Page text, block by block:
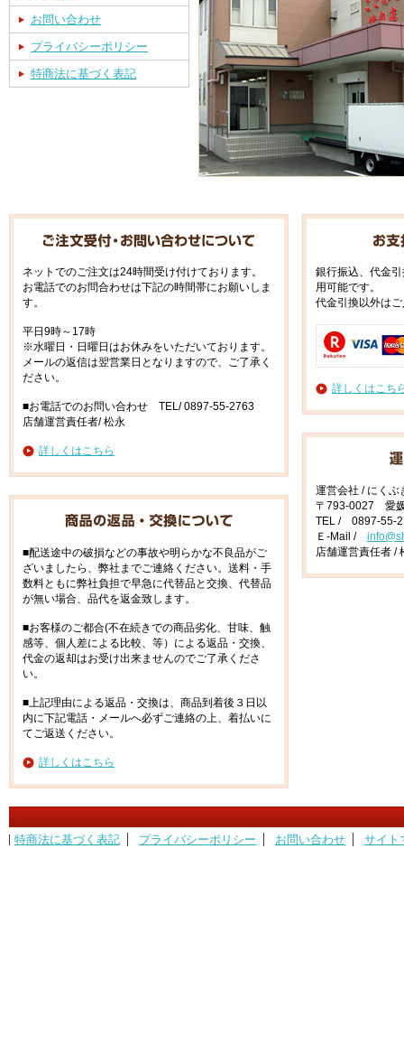
お問い合わせ
プライバシーポリシー
特商法に基づく表記
ネットでのご注文は24時間受け付けております。
お電話でのお問合わせは下記の時間帯にお願いしま
す。
平日9時～17時
※水曜日・日曜日はお休みをいただいております。
メールの返信は翌営業日となりますので、ご了承く
ださい。
■お電話でのお問い合わせ TEL/ 0897-55-2763
店舗運営責任者/ 松永
詳しくはこちら
■配送途中の破損などの事故や明らかな不良品がご
ざいましたら、弊社までご連絡ください。送料・手
数料ともに弊社負担で早急に代替品と交換、代替品
が無い場合、品代を返金致します。
■お客様のご都合(不在続きでの商品劣化、甘味、触
感等、個人差による比較、等）による返品・交換、
代金の返却はお受け出来ませんのでご了承くださ
い。
■上記理由による返品・交換は、商品到着後３日以
内に下記電話・メールへ必ずご連絡の上、着払いに
てご返送ください。
詳しくはこちら
銀行振込、代金
用可能です。
代金引換以外は
詳しくはこち
運営会社 / にくぶ
〒793-0027 愛
TEL / 0897-55-
Ｅ-Mail /
店舗運営責任者 /
特商法に基づく表記 プライバシーポリシー お問い合わせ サイト